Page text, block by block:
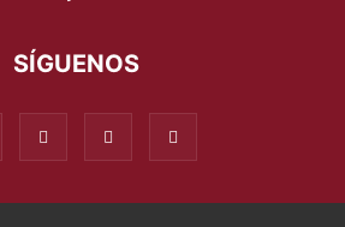
SÍGUENOS